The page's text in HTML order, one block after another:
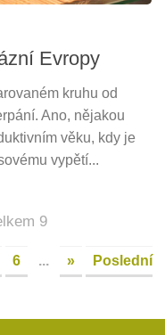
Evropy
kruhu od
Ano, nějakou
věku, kdy je
vypětí...
9
6 ... »
Poslední